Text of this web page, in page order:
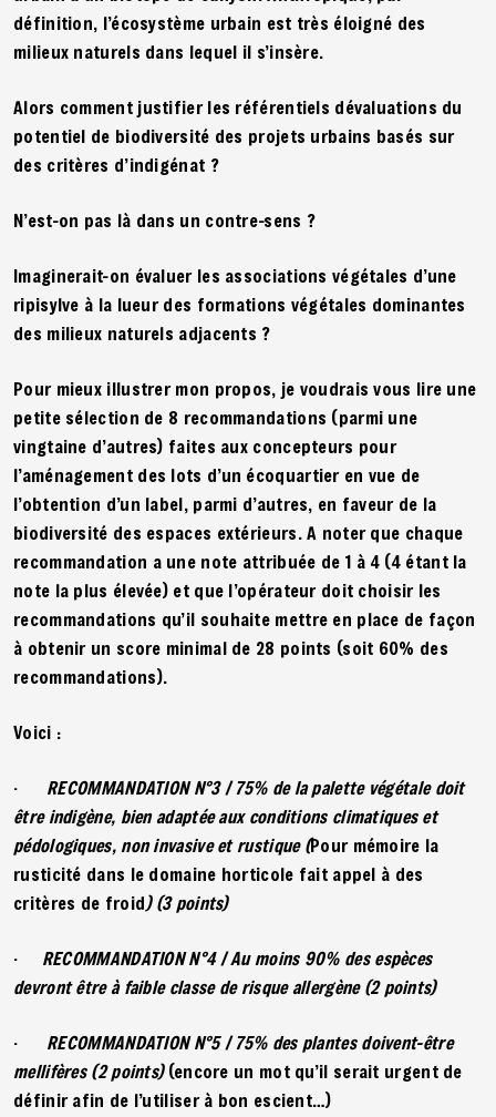
définition, l’écosystème urbain est très éloigné des
milieux naturels dans lequel il s’insère.
Alors comment justifier les référentiels dévaluations du
potentiel de biodiversité des projets urbains basés sur
des critères d’indigénat ?
N’est-on pas là dans un contre-sens ?
Imaginerait-on évaluer les associations végétales d’une
ripisylve à la lueur des formations végétales dominantes
des milieux naturels adjacents ?
Pour mieux illustrer mon propos, je voudrais vous lire une
petite sélection de 8 recommandations (parmi une
vingtaine d’autres) faites aux concepteurs pour
l’aménagement des lots d’un écoquartier en vue de
l’obtention d’un label, parmi d’autres, en faveur de la
biodiversité des espaces extérieurs. A noter que chaque
recommandation a une note attribuée de 1 à 4 (4 étant la
note la plus élevée) et que l’opérateur doit choisir les
recommandations qu’il souhaite mettre en place de façon
à obtenir un score minimal de 28 points (soit 60% des
recommandations).
Voici :
· RECOMMANDATION N°3 / 75% de la palette végétale doit
être indigène, bien adaptée aux conditions climatiques et
pédologiques, non invasive et rustique (Pour mémoire la
rusticité dans le domaine horticole fait appel à des
critères de froid) (3 points)
· RECOMMANDATION N°4 / Au moins 90% des espèces
devront être à faible classe de risque allergène (2 points)
· RECOMMANDATION N°5 / 75% des plantes doivent-être
mellifères (2 points)(encore un mot qu’il serait urgent de
définir afin de l’utiliser à bon escient…)